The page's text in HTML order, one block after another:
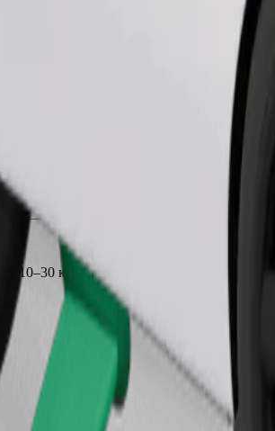
10–30 кг). Уточни у водія точні